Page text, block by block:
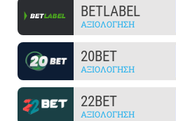
BETLABEL
ΑΞΙΟΛΌΓΗΣΗ
20BET
ΑΞΙΟΛΌΓΗΣΗ
22BET
ΑΞΙΟΛΌΓΗΣΗ